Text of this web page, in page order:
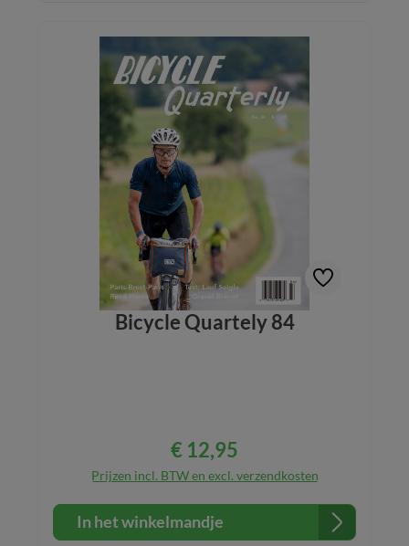
Bicycle Quartely 84
Normale prijs:
€ 12,95
Prijzen incl. BTW en excl. verzendkosten
In het winkelmandje